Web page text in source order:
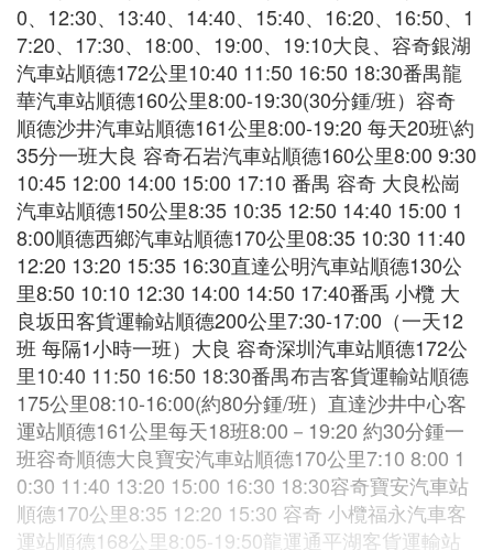
0、12:30、13:40、14:40、15:40、16:20、16:50、1
7:20、17:30、18:00、19:00、19:10大良、容奇銀湖
汽車站順德172公里10:40 11:50 16:50 18:30番禺龍
華汽車站順德160公里8:00-19:30(30分鍾/班）容奇
順德沙井汽車站順德161公里8:00-19:20 每天20班\約
35分一班大良 容奇石岩汽車站順德160公里8:00 9:30
10:45 12:00 14:00 15:00 17:10 番禺 容奇 大良松崗
汽車站順德150公里8:35 10:35 12:50 14:40 15:00 1
8:00順德西鄉汽車站順德170公里08:35 10:30 11:40
12:20 13:20 15:35 16:30直達公明汽車站順德130公
里8:50 10:10 12:30 14:00 14:50 17:40番禹 小欖 大
良坂田客貨運輸站順德200公里7:30-17:00（一天12
班 每隔1小時一班）大良 容奇深圳汽車站順德172公
里10:40 11:50 16:50 18:30番禺布吉客貨運輸站順德
175公里08:10-16:00(約80分鍾/班）直達沙井中心客
運站順德161公里每天18班8:00－19:20 約30分鍾一
班容奇順德大良寶安汽車站順德170公里7:10 8:00 1
0:30 11:40 13:20 15:00 16:30 18:30容奇寶安汽車站
順德170公里8:35 12:20 15:30 容奇 小欖福永汽車客
運站順德168公里8:05-19:50龍運通平湖客貨運輸站